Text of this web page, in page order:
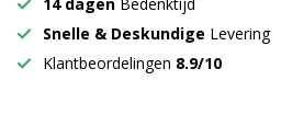
Snelle & Deskundige Levering
Klantbeordelingen 8.9/10